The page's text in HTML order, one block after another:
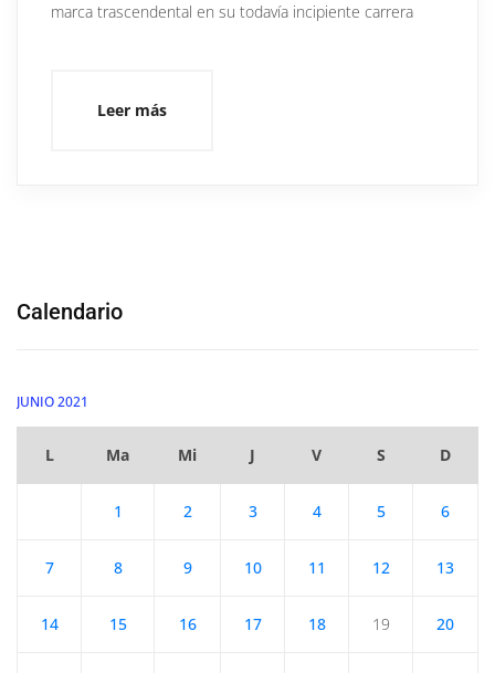
marca trascendental en su todavía incipiente carrera
Leer más
Calendario
JUNIO 2021
L Ma Mi J V S D
1 2 3 4 5 6
7 8 9 10 11 12 13
14 15 16 17 18 19 20